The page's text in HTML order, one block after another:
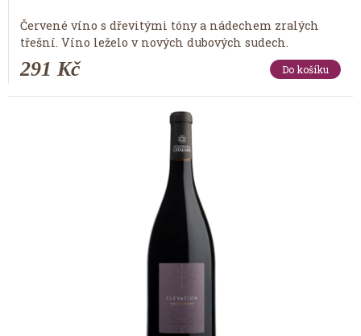
Červené víno s dřevitými tóny a nádechem zralých
třešní. Víno leželo v nových dubových sudech.
291 Kč Do košíku